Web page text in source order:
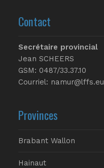
Contact
Secrétaire provincial
Jean SCHEERS
GSM: 0487/33.37.10
Courriel: namur@lffs.eu
Provinces
Brabant Wallon
Hainaut